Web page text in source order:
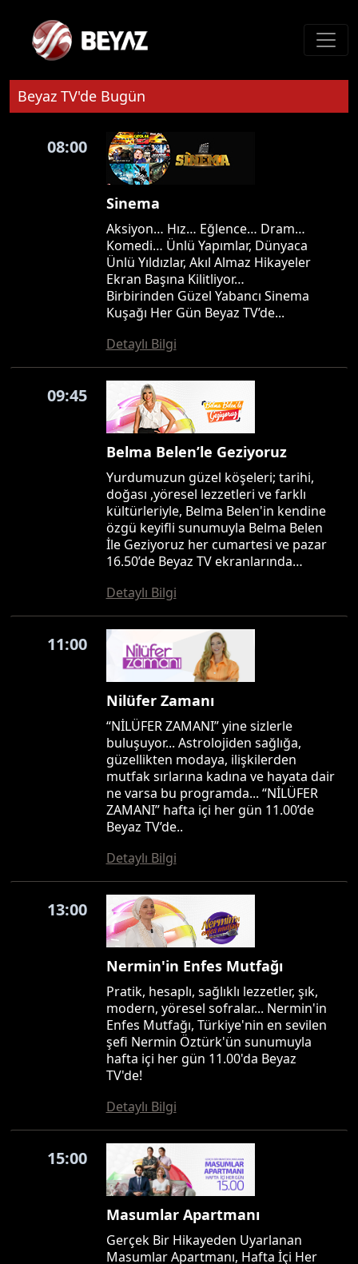
Beyaz TV'de Bugün
08:00
Sinema
Aksiyon… Hız… Eğlence… Dram…
Komedi… Ünlü Yapımlar, Dünyaca
Ünlü Yıldızlar, Akıl Almaz Hikayeler
Ekran Başına Kilitliyor…
Birbirinden Güzel Yabancı Sinema
Kuşağı Her Gün Beyaz TV’de...
Detaylı Bilgi
09:45
Belma Belen’le Geziyoruz
Yurdumuzun güzel köşeleri; tarihi,
doğası ,yöresel lezzetleri ve farklı
kültürleriyle, Belma Belen'in kendine
özgü keyifli sunumuyla Belma Belen
İle Geziyoruz her cumartesi ve pazar
16.50’de Beyaz TV ekranlarında…
Detaylı Bilgi
11:00
Nilüfer Zamanı
“NİLÜFER ZAMANI” yine sizlerle
buluşuyor... Astrolojiden sağlığa,
güzellikten modaya, ilişkilerden
mutfak sırlarına kadına ve hayata dair
ne varsa bu programda... “NİLÜFER
ZAMANI” hafta içi her gün 11.00’de
Beyaz TV’de..
Detaylı Bilgi
13:00
Nermin'in Enfes Mutfağı
Pratik, hesaplı, sağlıklı lezzetler, şık,
modern, yöresel sofralar... Nermin'in
Enfes Mutfağı, Türkiye'nin en sevilen
şefi Nermin Öztürk'ün sunumuyla
hafta içi her gün 11.00'da Beyaz
TV'de!
Detaylı Bilgi
15:00
Masumlar Apartmanı
Gerçek Bir Hikayeden Uyarlanan
Masumlar Apartmanı, Hafta İçi Her